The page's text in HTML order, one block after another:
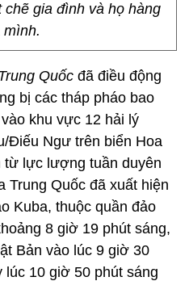
gia đình và họ hàng
mình.
Quốc đã điều động
bị các tháp pháo bao
khu vực 12 hải lý
Điếu Ngư trên biển Hoa
từ lực lượng tuần duyên
Trung Quốc đã xuất hiện
Kuba, thuộc quần đảo
8 giờ 19 phút sáng,
Bản vào lúc 9 giờ 30
lúc 10 giờ 50 phút sáng